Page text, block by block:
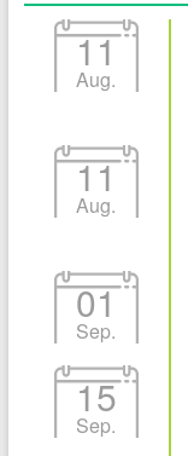
11
Aug.
11
Aug.
01
Sep.
15
Sep.